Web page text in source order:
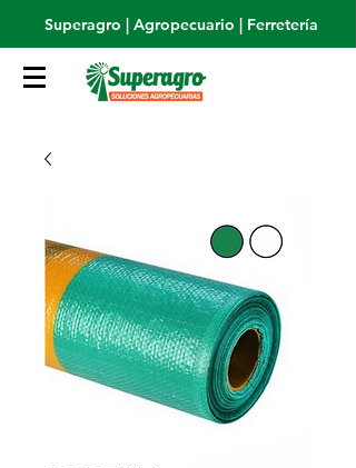
Superagro | Agropecuario | Ferretería